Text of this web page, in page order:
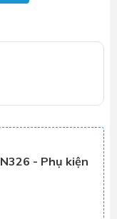
- Phụ kiện